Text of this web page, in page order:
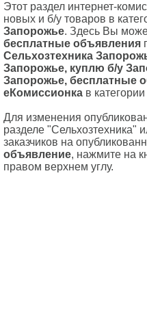
Этот раздел интернет-
новых и б/у товаров в
Запорожье. Здесь Вы
бесплатные объявления
Сельхозтехника
Запорожье, куплю б/у
Запорожье, бесплатные
еКомиссионка в
Для изменения
разделе "Сельхозтехника"
заказчиков на
объявление, нажмите на
правом верхнем углу.